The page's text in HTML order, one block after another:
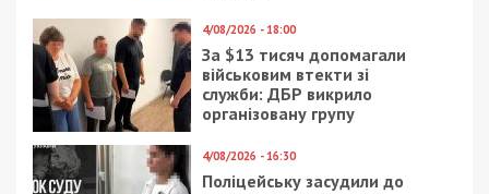
4/08/2026 - 18:00
За $13 тисяч допомагали
військовим втекти зі
служби: ДБР викрило
організовану групу
4/08/2026 - 16:30
Поліцейську засудили до